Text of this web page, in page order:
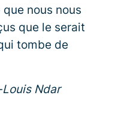
nous nous
que le serait
tombe de
Ndar